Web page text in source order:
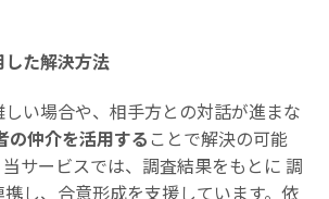
た解決方法
い場合や、相手方との対話が進まな
の仲介を活用する ことで解決の可能
サービスでは、調査結果をもとに 調
し、合意形成を支援しています。依